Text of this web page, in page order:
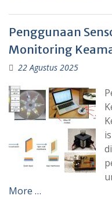
Penggunaan
Monitoring
22 Agustus 2025
More …